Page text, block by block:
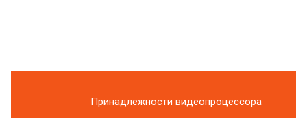
Принадлежности видеопроцессора